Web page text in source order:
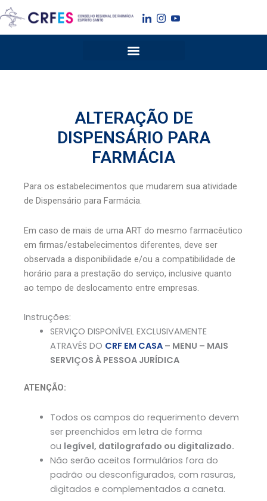
para
o
ALTERAÇÃO DE
DISPENSÁRIO PARA
FARMÁCIA
Para os estabelecimentos que mudarem sua atividade
de Dispensário para Farmácia.
Em caso de mais de uma ART do mesmo farmacêutico
em firmas/estabelecimentos diferentes, deve ser
observada a disponibilidade e/ou a compatibilidade de
horário para a prestação do serviço, inclusive quanto
ao tempo de deslocamento entre empresas.
Instruções:
SERVIÇO DISPONÍVEL EXCLUSIVAMENTE
ATRAVÉS DO CRF EM CASA– MENU – MAIS
SERVIÇOS À PESSOA JURÍDICA
ATENÇÃO:
Todos os campos do requerimento devem
ser preenchidos em letra de forma
ou legível, datilografado ou digitalizado.
Não serão aceitos formulários fora do
padrão ou desconfigurados, com rasuras,
digitados e complementados a caneta.